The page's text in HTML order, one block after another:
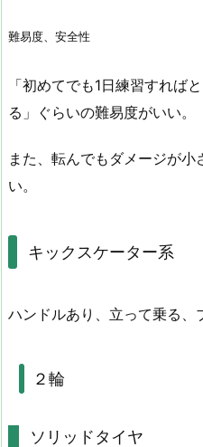
難易度、安全性
「初めてでも1日練習すれば
る」ぐらいの難易度がいい。
また、転んでもダメージが
い。
キックスケーター系
ハンドルあり、立って乗る、
２輪
ソリッドタイヤ